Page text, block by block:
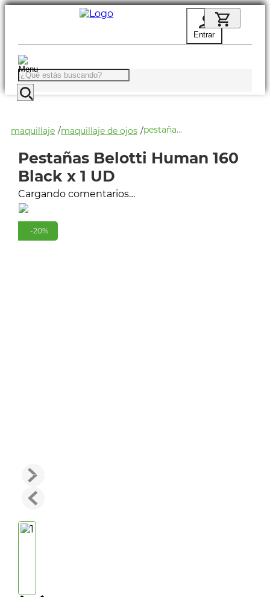
Entrar
¿Qué estás buscando?
maquillaje maquillaje de ojos pestañas belotti human 160 black x 1 ud
Pestañas Belotti Human 160
Black x 1 UD
Cargando comentarios…
-20%